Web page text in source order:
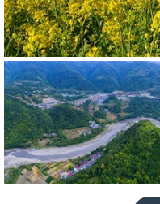
RM 518752